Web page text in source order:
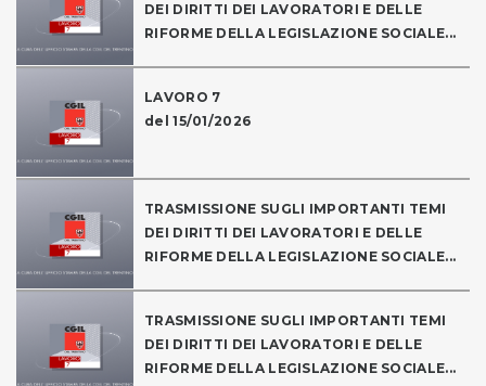
DEI DIRITTI DEI LAVORATORI E DELLE
RIFORME DELLA LEGISLAZIONE SOCIALE...
LAVORO 7
del 15/01/2026
TRASMISSIONE SUGLI IMPORTANTI TEMI
DEI DIRITTI DEI LAVORATORI E DELLE
RIFORME DELLA LEGISLAZIONE SOCIALE...
TRASMISSIONE SUGLI IMPORTANTI TEMI
DEI DIRITTI DEI LAVORATORI E DELLE
RIFORME DELLA LEGISLAZIONE SOCIALE...